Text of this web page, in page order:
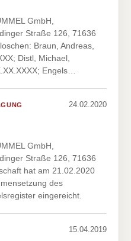
GmbH,
Straße 126, 71636
Braun, Andreas,
Distl, Michael,
Engels…
24.02.2020
GmbH,
Straße 126, 71636
hat am 21.02.2020
des
eingereicht.
15.04.2019